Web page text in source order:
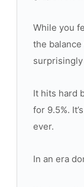
While you
the
It hits hard
for 9.5%.
ever.
In an era